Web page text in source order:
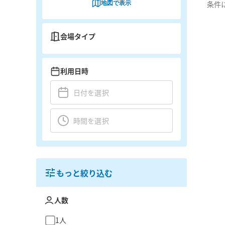
条件
地図で表示
会場タイプ
利用日時
もっと絞り込む
人数
1人